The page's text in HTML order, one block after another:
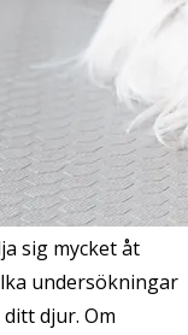
sig mycket åt
undersökningar
djur. Om